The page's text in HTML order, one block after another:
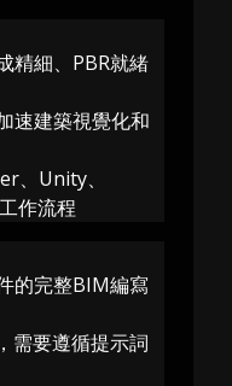
精細、PBR就緒
速建築視覺化和
、Unity、
作流程
的完整BIM編寫
需要遵循提示詞